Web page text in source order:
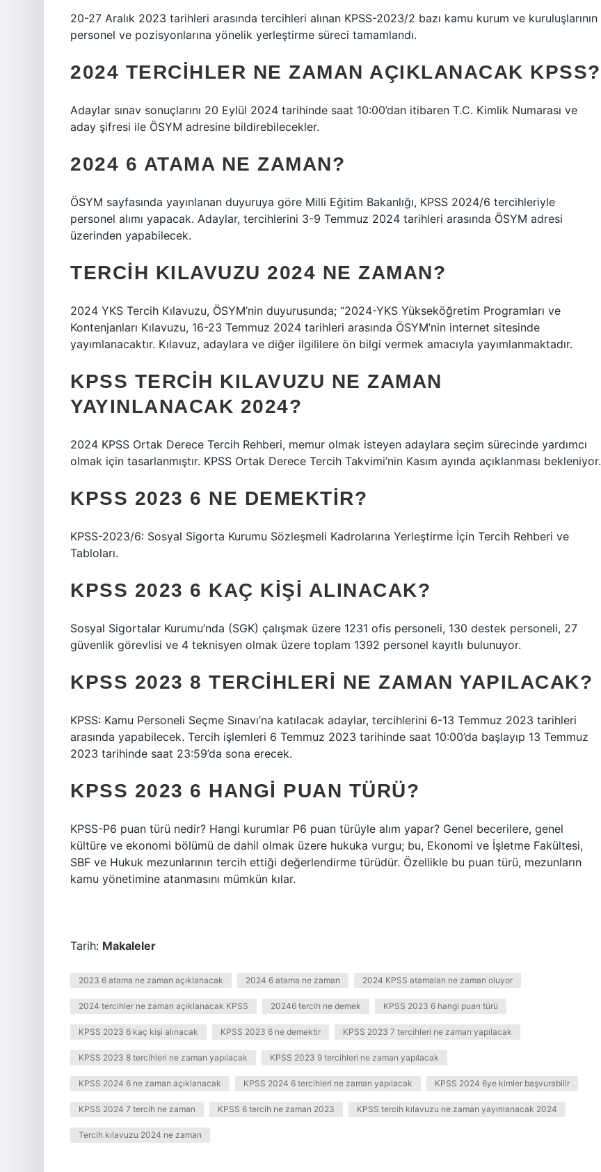
20-27 Aralık 2023 tarihleri ​​arasında tercihleri ​​alınan KPSS-2023/2 bazı kamu kurum ve kuruluşlarının
personel ve pozisyonlarına yönelik yerleştirme süreci tamamlandı.
2024 TERCIHLER NE ZAMAN AÇIKLANACAK KPSS?
Adaylar sınav sonuçlarını 20 Eylül 2024 tarihinde saat 10:00’dan itibaren T.C. Kimlik Numarası ve
aday şifresi ile ÖSYM adresine bildirebilecekler.
2024 6 ATAMA NE ZAMAN?
ÖSYM sayfasında yayınlanan duyuruya göre Milli Eğitim Bakanlığı, KPSS 2024/6 tercihleriyle
personel alımı yapacak. Adaylar, tercihlerini 3-9 Temmuz 2024 tarihleri ​​arasında ÖSYM adresi
üzerinden yapabilecek.
TERCIH KILAVUZU 2024 NE ZAMAN?
2024 YKS Tercih Kılavuzu, ÖSYM’nin duyurusunda; “2024-YKS Yükseköğretim Programları ve
Kontenjanları Kılavuzu, 16-23 Temmuz 2024 tarihleri ​​arasında ÖSYM’nin internet sitesinde
yayımlanacaktır. Kılavuz, adaylara ve diğer ilgililere ön bilgi vermek amacıyla yayımlanmaktadır.
KPSS TERCIH KILAVUZU NE ZAMAN
YAYINLANACAK 2024?
2024 KPSS Ortak Derece Tercih Rehberi, memur olmak isteyen adaylara seçim sürecinde yardımcı
olmak için tasarlanmıştır. KPSS Ortak Derece Tercih Takvimi’nin Kasım ayında açıklanması bekleniyor.
KPSS 2023 6 NE DEMEKTIR?
KPSS-2023/6: Sosyal Sigorta Kurumu Sözleşmeli Kadrolarına Yerleştirme İçin Tercih Rehberi ve
Tabloları.
KPSS 2023 6 KAÇ KIŞI ALINACAK?
Sosyal Sigortalar Kurumu’nda (SGK) çalışmak üzere 1231 ofis personeli, 130 destek personeli, 27
güvenlik görevlisi ve 4 teknisyen olmak üzere toplam 1392 personel kayıtlı bulunuyor.
KPSS 2023 8 TERCIHLERI NE ZAMAN YAPILACAK?
KPSS: Kamu Personeli Seçme Sınavı’na katılacak adaylar, tercihlerini 6-13 Temmuz 2023 tarihleri ​​
arasında yapabilecek. Tercih işlemleri 6 Temmuz 2023 tarihinde saat 10:00’da başlayıp 13 Temmuz
2023 tarihinde saat 23:59’da sona erecek.
KPSS 2023 6 HANGI PUAN TÜRÜ?
KPSS-P6 puan türü nedir? Hangi kurumlar P6 puan türüyle alım yapar? Genel becerilere, genel
kültüre ve ekonomi bölümü de dahil olmak üzere hukuka vurgu; bu, Ekonomi ve İşletme Fakültesi,
SBF ve Hukuk mezunlarının tercih ettiği değerlendirme türüdür. Özellikle bu puan türü, mezunların
kamu yönetimine atanmasını mümkün kılar.
Tarih: Makaleler
2023 6 atama ne zaman açıklanacak 2024 6 atama ne zaman 2024 KPSS atamaları ne zaman oluyor
2024 tercihler ne zaman açıklanacak KPSS 20246 tercih ne demek KPSS 2023 6 hangi puan türü
KPSS 2023 6 kaç kişi alınacak KPSS 2023 6 ne demektir KPSS 2023 7 tercihleri ne zaman yapılacak
KPSS 2023 8 tercihleri ne zaman yapılacak KPSS 2023 9 tercihleri ne zaman yapılacak
KPSS 2024 6 ne zaman açıklanacak KPSS 2024 6 tercihleri ne zaman yapılacak KPSS 2024 6ye kimler başvurabilir
KPSS 2024 7 tercih ne zaman KPSS 6 tercih ne zaman 2023 KPSS tercih kılavuzu ne zaman yayınlanacak 2024
Tercih kılavuzu 2024 ne zaman